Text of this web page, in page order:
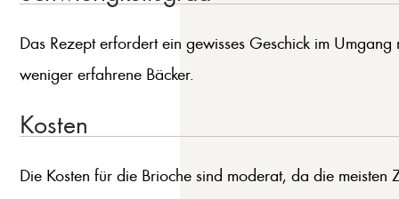
Das Rezept erfordert ein gewisses Geschick im
weniger erfahrene Bäcker.
Kosten
Die Kosten für die Brioche sind moderat, da die